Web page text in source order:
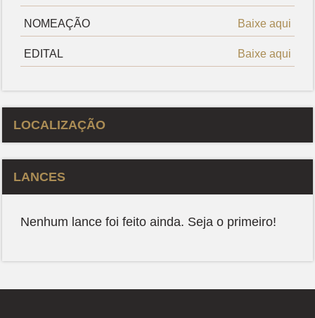
NOMEAÇÃO Baixe aqui
EDITAL Baixe aqui
LOCALIZAÇÃO
LANCES
Nenhum lance foi feito ainda. Seja o primeiro!